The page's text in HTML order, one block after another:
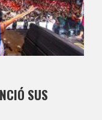
SUS